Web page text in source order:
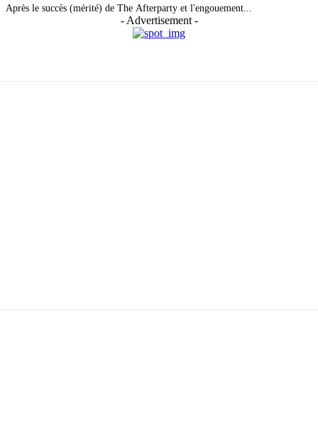
Après le succès (mérité) de The Afterparty et l'engouement...
- Advertisement -